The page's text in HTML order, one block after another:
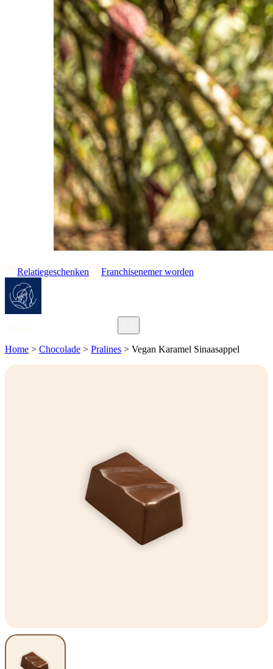
Relatiegeschenken Franchisenemer worden
Home > Chocolade > Pralines > Vegan Karamel Sinaasappel